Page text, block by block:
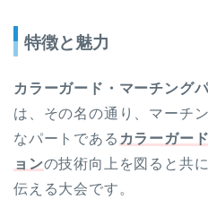
特徴と魅力
カラーガード・マーチング
は、その名の通り、マーチ
なパートである カラーガー
ョンの技術向上を図ると共
伝える大会です。